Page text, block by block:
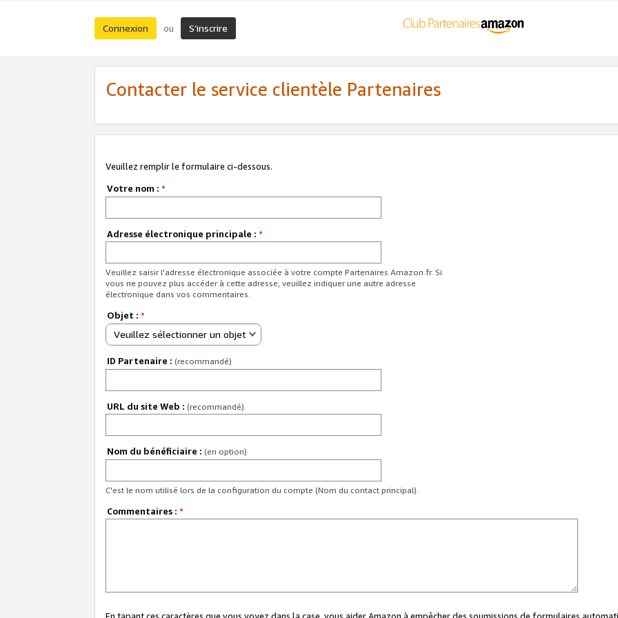
Connexion ou S’inscrire
Contacter le service clientèle Partenaires
Veuillez remplir le formulaire ci-dessous.
Votre nom : *
Adresse électronique principale : *
Veuillez saisir l'adresse électronique associée à votre compte Partenaires Amazon.fr. Si
vous ne pouvez plus accéder à cette adresse, veuillez indiquer une autre adresse
électronique dans vos commentaires.
Objet : *
Veuillez sélectionner un objet
ID Partenaire : (recommandé)
URL du site Web : (recommandé)
Nom du bénéficiaire : (en option)
C'est le nom utilisé lors de la configuration du compte (Nom du contact principal).
Commentaires : *